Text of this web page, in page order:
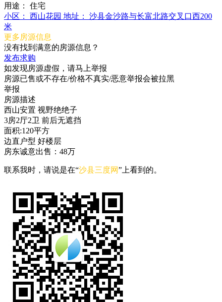
用途：
住宅
小区：
西山花园 地址：
沙县金沙路与长富北路交叉口西200
米
更多房源信息
没有找到满意的房源信息？
发布求购
如发现房源虚假，请马上举报
房源已售或不存在/价格不真实/恶意举报会被拉黑
举报
房源描述
西山安置 视野绝绝子
3房2厅2卫 前后无遮挡
面积:120平方
边直户型 好楼层
房东诚意出售：48万
联系我时，请说是在“沙县三度网”上看到的。